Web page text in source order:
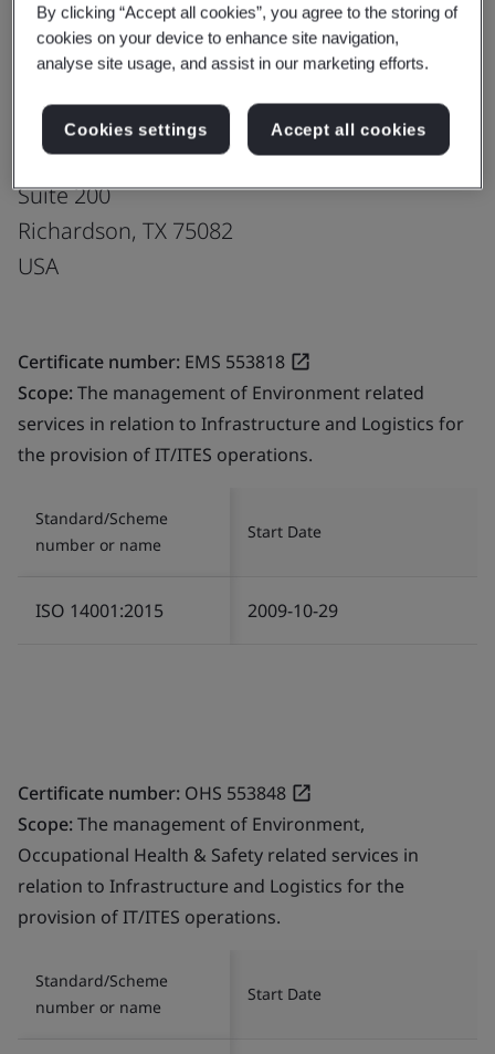
3101,
East President George Bush Highway,
Suite 200
Richardson, TX 75082
USA
Certificate number: EMS 553818
Scope:The management of Environment related
services in relation to Infrastructure and Logistics for
the provision of IT/ITES operations.
Standard/Scheme
number or name
Start Date
ISO 14001:2015 2009-10-29
Certificate number: OHS 553848
Scope:The management of Environment,
Occupational Health & Safety related services in
relation to Infrastructure and Logistics for the
provision of IT/ITES operations.
Standard/Scheme
number or name
Start Date
By clicking “Accept all cookies”, you agree to the storing of
cookies on your device to enhance site navigation,
analyse site usage, and assist in our marketing efforts.
Cookies settings Accept all cookies